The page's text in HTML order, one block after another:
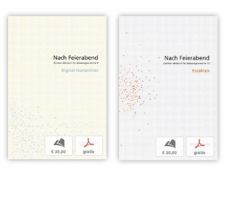
b
€ 35,00
p
gratis
b
€ 30,00
p
gratis